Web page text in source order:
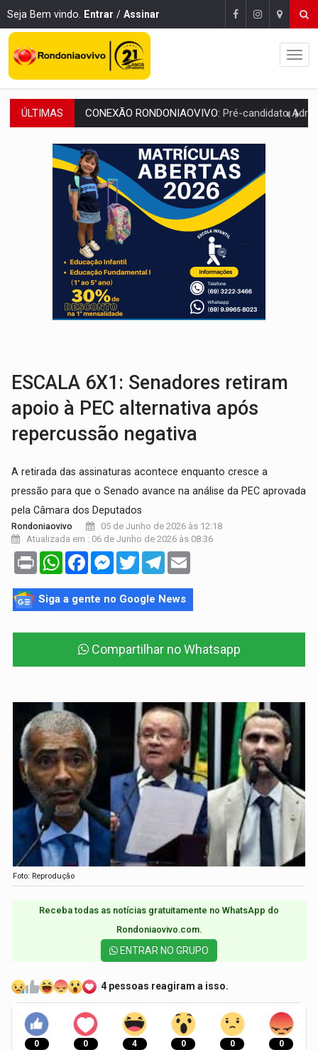
Seja Bem vindo. Entrar / Assinar
ÚLTIMAS COM EMENDAS:Sejucel destina R$ 2,69 milhões para rodeios e feiras
LIMERO:São Francisco do Guaporé sedia abertura do Campeonato
ENERGISA: Rondônia supera 5,4 mil estudantes inscritos
LUTO NA CULTURA:Boi Bumbá emite nota após morte de Carlos Caputo em
Publicação Legal:FRANCISCO DA SILVA FILHO
URGENTE: Mototaxista e passageira sofrem grave acidente após
:Recebeu intimação no celular? Saiba o que fazer para evitar
CIDADANIA: 2ª Agrotec terá serviços gratuitos de saúde, justiça e
ESCALA 6X1: Senadores retiram
apoio à PEC alternativa após
repercussão negativa
A retirada das assinaturas acontece enquanto cresce a
pressão para que o Senado avance na análise da PEC aprovada
pela Câmara dos Deputados
Rondoniaovivo
05 de Junho de 2026 às 12:18
Atualizada em : 06 de Junho de 2026 às 08:36
Print WhatsAppFacebookMessenger
TwitterTelegram
Siga a gente no Google News
Compartilhar no Whatsapp
Foto: Reprodução
Receba todas as notícias gratuitamente no WhatsApp do
Rondoniaovivo.com.​
ENTRAR NO GRUPO
4 pessoas reagiram a isso.
0 0 4 0 0 0